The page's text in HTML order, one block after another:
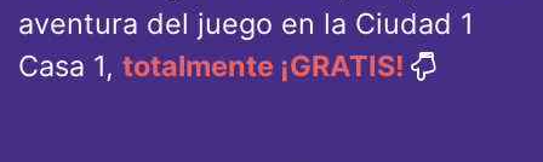
aventura del juego en la Ciudad 1
Casa 1, totalmente ¡GRATIS!